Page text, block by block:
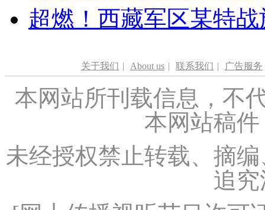
超燃！西藏军区某特
关于我们 | About us | 联系我们 | 广告服务
本网站所刊载信息，不
本网站稿
未经授权禁止转载、摘
追